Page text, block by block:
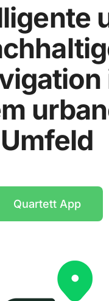
Umfeld
Quartett App